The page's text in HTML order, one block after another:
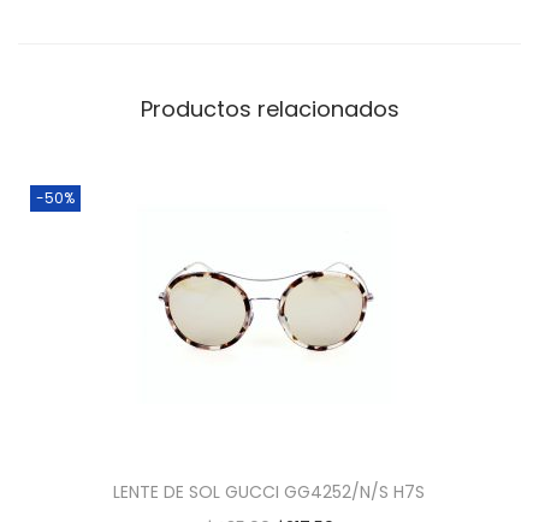
Productos relacionados
-50%
LENTE DE SOL GUCCI GG4252/N/S H7S